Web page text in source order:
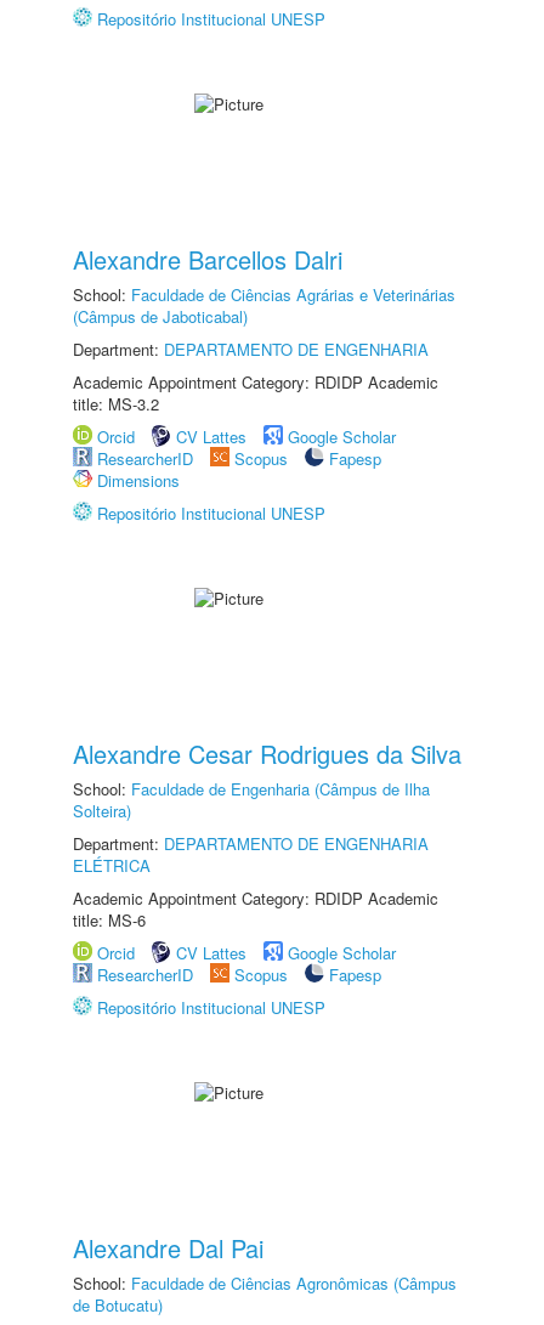
Repositório Institucional UNESP
Alexandre Barcellos Dalri
School: Faculdade de Ciências Agrárias e Veterinárias
(Câmpus de Jaboticabal)
Department: DEPARTAMENTO DE ENGENHARIA
Academic Appointment Category: RDIDP Academic
title: MS-3.2
Orcid
CV Lattes
Google Scholar
ResearcherID
Scopus
Fapesp
Dimensions
Repositório Institucional UNESP
Alexandre Cesar Rodrigues da Silva
School: Faculdade de Engenharia (Câmpus de Ilha
Solteira)
Department: DEPARTAMENTO DE ENGENHARIA
ELÉTRICA
Academic Appointment Category: RDIDP Academic
title: MS-6
Orcid
CV Lattes
Google Scholar
ResearcherID
Scopus
Fapesp
Repositório Institucional UNESP
Alexandre Dal Pai
School: Faculdade de Ciências Agronômicas (Câmpus
de Botucatu)